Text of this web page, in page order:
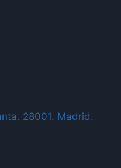
28001. Madrid.